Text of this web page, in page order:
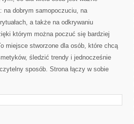
na dobrym samopoczuciu, na
a także na odkrywaniu
którym można poczuć się bardziej
miejsce stworzone dla osób, które chcą
śledzić trendy i jednocześnie
sposób. Strona łączy w sobie